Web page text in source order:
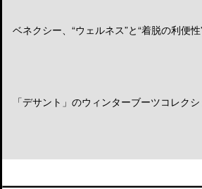
ベネクシー、“ウェルネス”と“着脱の利便
「デサント」のウィンターブーツコレク